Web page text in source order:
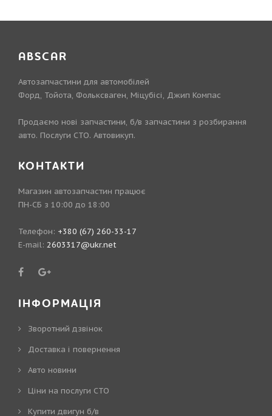
ABSCAR
Автозапчастини для автомобілей
Форд, Тойота, Фольксваген, Міцубісі, Джип Компас
Продаємо нові запчастини, б/в запчастини з розбирання
авто. Послуги СТО. Автовикуп.
КОНТАКТИ
Магазин автозапчастин працює
ПН-СБ з 10:00 до 18:00
Телефон: +380 (67) 260-33-17
E-mail: 2603317@ukr.net
ІНФОРМАЦІЯ
Зворотний дзвінок
Доставка і повернення
Авто новини
Ціни на послуги СТО
Купити двигун б/в